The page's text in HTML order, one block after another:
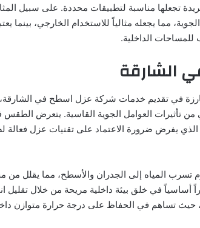
تجعلها مناسبة لتطبيقات محددة. على سبيل
مما يجعله مثالياً للاستخدام الخارجي، بينما
للمساحات الداخلية.
الشارقة
في تقديم خدمات شركة عزل اسطح في
من تأثيرات العوامل الجوية القاسية. يتعرض
الذي يفرض ضرورة الاعتماد على تقنيات عزل فعالة
تسرب المياه إلى الجدران والأسطح، مما يقلل من
أساسياً في خلق بيئة داخلية مريحة من خلال تقليل
حيث تساهم في الحفاظ على درجة حرارة متوازن